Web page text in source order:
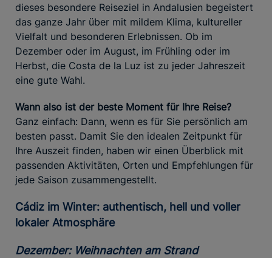
dieses besondere Reiseziel in Andalusien begeistert
das ganze Jahr über mit mildem Klima, kultureller
Vielfalt und besonderen Erlebnissen. Ob im
Dezember oder im August, im Frühling oder im
Herbst, die Costa de la Luz ist zu jeder Jahreszeit
eine gute Wahl.
Wann also ist der beste Moment für Ihre Reise?
Ganz einfach: Dann, wenn es für Sie persönlich am
besten passt. Damit Sie den idealen Zeitpunkt für
Ihre Auszeit finden, haben wir einen Überblick mit
passenden Aktivitäten, Orten und Empfehlungen für
jede Saison zusammengestellt.
Cádiz im Winter: authentisch, hell und voller
lokaler Atmosphäre
Dezember: Weihnachten am Strand